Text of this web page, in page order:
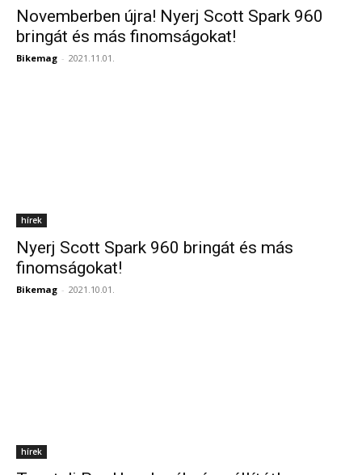
Novemberben újra! Nyerj Scott Spark 960
bringát és más finomságokat!
Bikemag - 2021.11.01.
hírek
Nyerj Scott Spark 960 bringát és más
finomságokat!
Bikemag - 2021.10.01.
hírek